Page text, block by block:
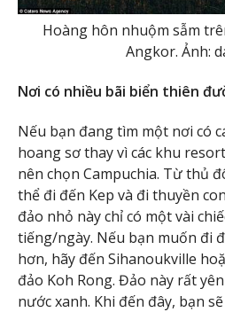
Hoàng hôn nhuộm sẫm
Angkor. Ảnh:
Nơi có nhiều bãi biển thiên
Nếu bạn đang tìm một nơi có
hoang sơ thay vì các khu
nên chọn Campuchia. Từ thủ
thể đi đến Kep và đi thuyền
đảo nhỏ này chỉ có một vài
tiếng/ngày. Nếu bạn muốn đi
hơn, hãy đến Sihanoukville
đảo Koh Rong. Đảo này rất
nước xanh. Khi đến đây, bạn